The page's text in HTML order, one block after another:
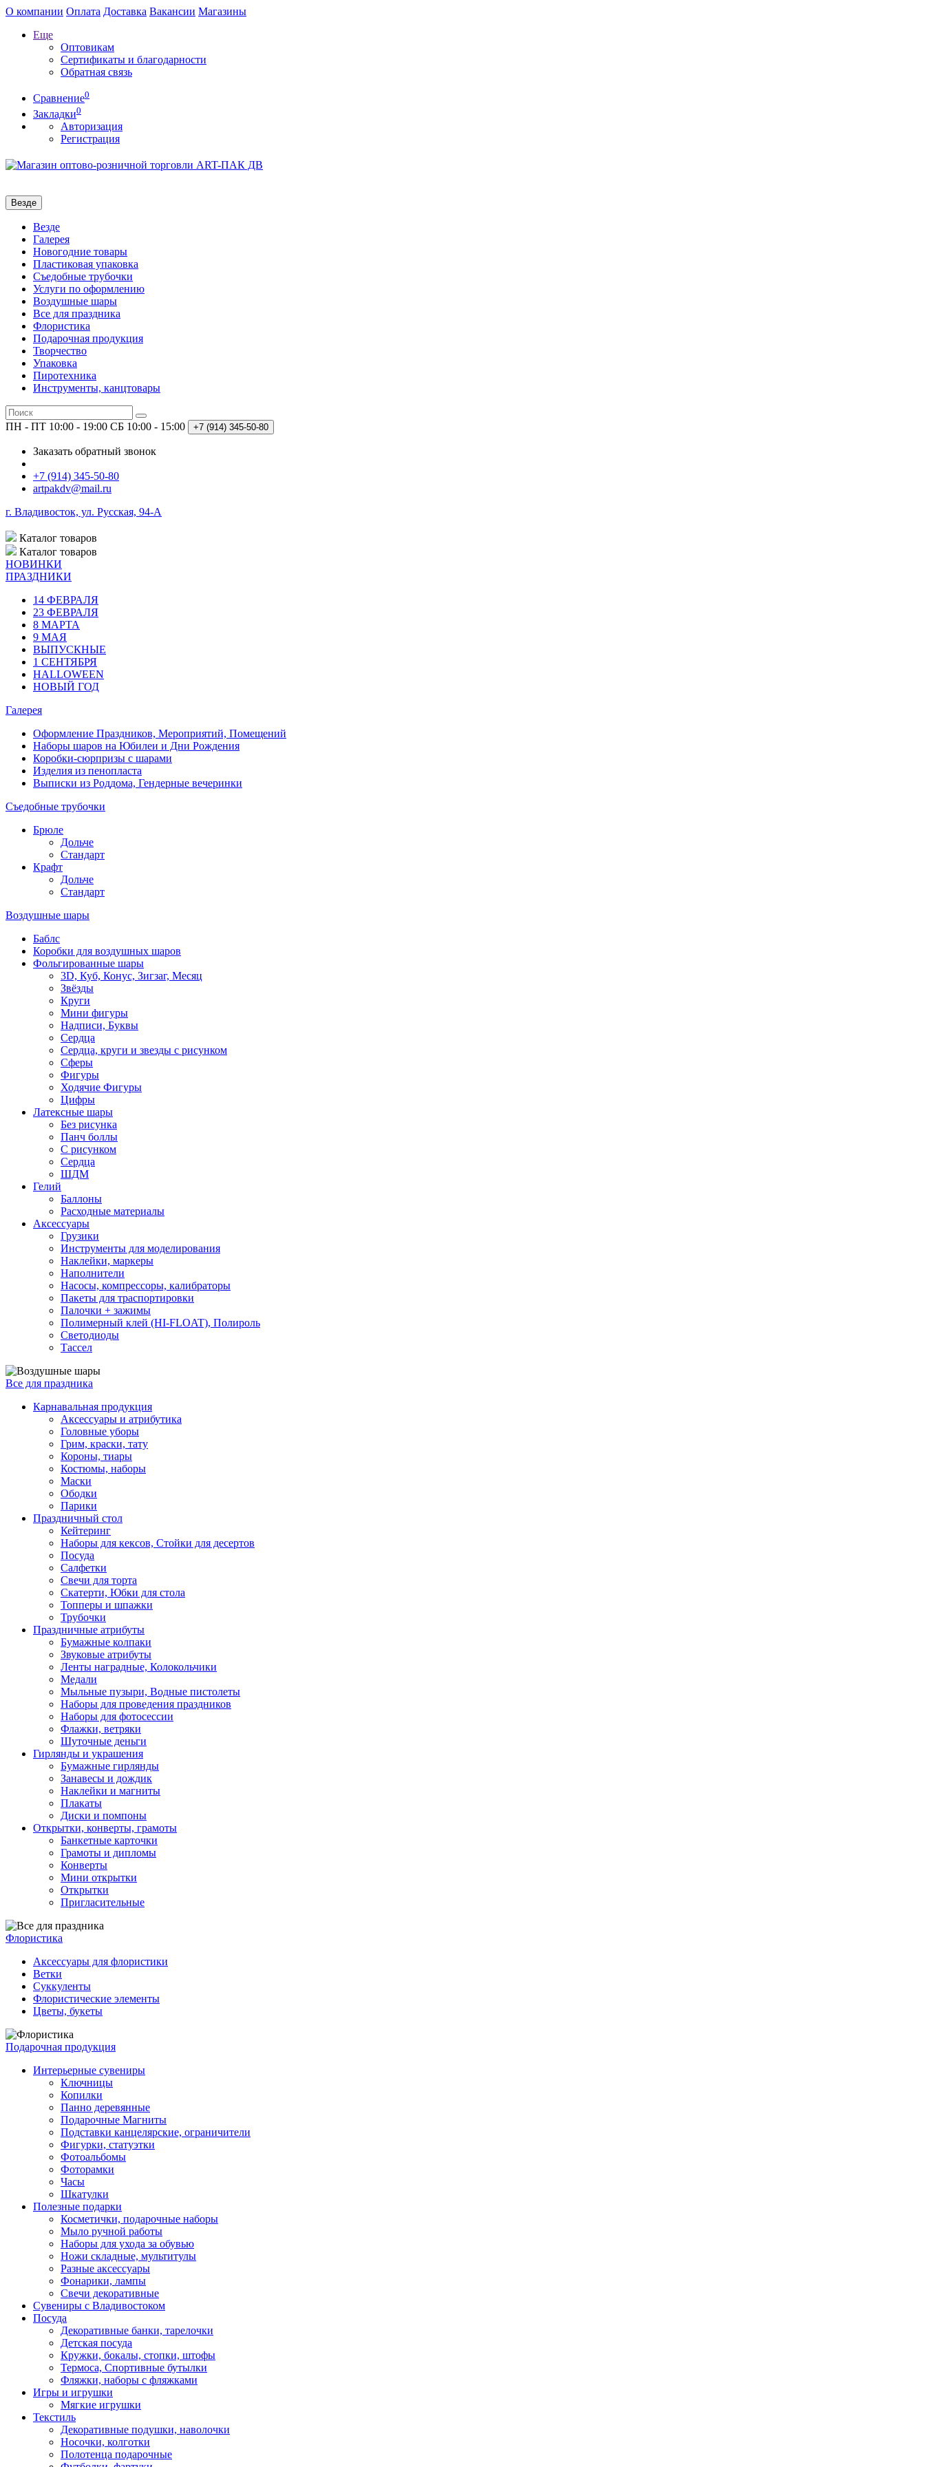
О компании Оплата Доставка Вакансии Магазины
Еще
Оптовикам
Сертификаты и благодарности
Обратная связь
Сравнение0
Закладки0
Авторизация
Регистрация
Везде
Везде
Галерея
Новогодние товары
Пластиковая упаковка
Съедобные трубочки
Услуги по оформлению
Воздушные шары
Все для праздника
Флористика
Подарочная продукция
Творчество
Упаковка
Пиротехника
Инструменты, канцтовары
ПН - ПТ 10:00 - 19:00 СБ 10:00 - 15:00 +7 (914) 345-50-80
Заказать обратный звонок
+7 (914) 345-50-80
artpakdv@mail.ru
г. Владивосток, ул. Русская, 94-А
Каталог товаров
Каталог товаров
НОВИНКИ
ПРАЗДНИКИ
14 ФЕВРАЛЯ
23 ФЕВРАЛЯ
8 МАРТА
9 МАЯ
ВЫПУСКНЫЕ
1 СЕНТЯБРЯ
HALLOWEEN
НОВЫЙ ГОД
Галерея
Оформление Праздников, Мероприятий, Помещений
Наборы шаров на Юбилеи и Дни Рождения
Коробки-сюрпризы с шарами
Изделия из пенопласта
Выписки из Роддома, Гендерные вечеринки
Съедобные трубочки
Брюле
Дольче
Стандарт
Крафт
Дольче
Стандарт
Воздушные шары
Баблс
Коробки для воздушных шаров
Фольгированные шары
3D, Куб, Конус, Зигзаг, Месяц
Звёзды
Круги
Мини фигуры
Надписи, Буквы
Сердца
Сердца, круги и звезды с рисунком
Сферы
Фигуры
Ходячие Фигуры
Цифры
Латексные шары
Без рисунка
Панч боллы
С рисунком
Сердца
ШДМ
Гелий
Баллоны
Расходные материалы
Аксессуары
Грузики
Инструменты для моделирования
Наклейки, маркеры
Наполнители
Насосы, компрессоры, калибраторы
Пакеты для траспортировки
Палочки + зажимы
Полимерный клей (HI-FLOAT), Полироль
Светодиоды
Тассел
Все для праздника
Карнавальная продукция
Аксессуары и атрибутика
Головные уборы
Грим, краски, тату
Короны, тиары
Костюмы, наборы
Маски
Ободки
Парики
Праздничный стол
Кейтеринг
Наборы для кексов, Стойки для десертов
Посуда
Салфетки
Свечи для торта
Скатерти, Юбки для стола
Топперы и шпажки
Трубочки
Праздничные атрибуты
Бумажные колпаки
Звуковые атрибуты
Ленты наградные, Колокольчики
Медали
Мыльные пузыри, Водные пистолеты
Наборы для проведения праздников
Наборы для фотосессии
Флажки, ветряки
Шуточные деньги
Гирлянды и украшения
Бумажные гирлянды
Занавесы и дождик
Наклейки и магниты
Плакаты
Диски и помпоны
Открытки, конверты, грамоты
Банкетные карточки
Грамоты и дипломы
Конверты
Мини открытки
Открытки
Пригласительные
Флористика
Аксессуары для флористики
Ветки
Суккуленты
Флористические элементы
Цветы, букеты
Подарочная продукция
Интерьерные сувениры
Ключницы
Копилки
Панно деревянные
Подарочные Магниты
Подставки канцелярские, ограничители
Фигурки, статуэтки
Фотоальбомы
Фоторамки
Часы
Шкатулки
Полезные подарки
Косметички, подарочные наборы
Мыло ручной работы
Наборы для ухода за обувью
Ножи складные, мультитулы
Разные аксессуары
Фонарики, лампы
Свечи декоративные
Сувениры с Владивостоком
Посуда
Декоративные банки, тарелочки
Детская посуда
Кружки, бокалы, стопки, штофы
Термоса, Спортивные бутылки
Фляжки, наборы с фляжками
Игры и игрушки
Мягкие игрушки
Текстиль
Декоративные подушки, наволочки
Носочки, колготки
Полотенца подарочные